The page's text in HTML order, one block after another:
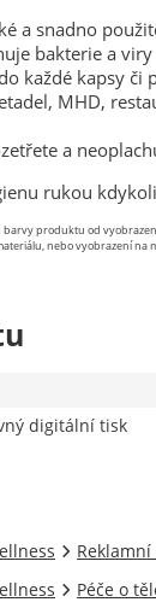
a snadno
bakterie a viry
každé kapsy či
MHD,
a
rukou
barvy produktu od
nebo vyobrazení na
digitální tisk
Péče o